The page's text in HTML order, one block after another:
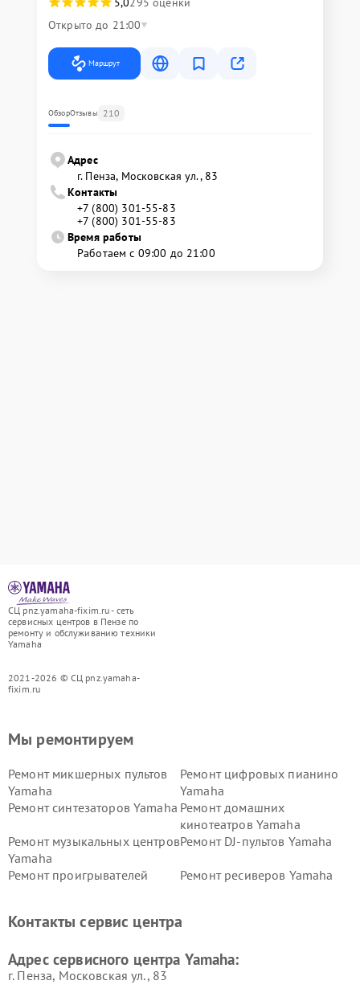
Открыто до 21:00
Маршрут
ОбзорОтзывы 210
Адрес
г. Пенза, Московская ул., 83
Контакты
+7 (800) 301-55-83
+7 (800) 301-55-83
Время работы
Работаем с 09:00 до 21:00
СЦ pnz.yamaha-fixim.ru - сеть
сервисных центров в Пензе по
ремонту и обслуживанию техники
Yamaha
2021-2026 © СЦ pnz.yamaha-
fixim.ru
Мы ремонтируем
Ремонт микшерных пультов
Yamaha
Ремонт цифровых пианино
Yamaha
Ремонт синтезаторов Yamaha Ремонт домашних
кинотеатров Yamaha
Ремонт музыкальных центров
Yamaha
Ремонт DJ-пультов Yamaha
Ремонт проигрывателей
Ремонт ресиверов Yamaha
Yamaha
Yamaha
Контакты сервис центра
Адрес сервисного центра Yamaha:
г. Пенза, Московская ул., 83